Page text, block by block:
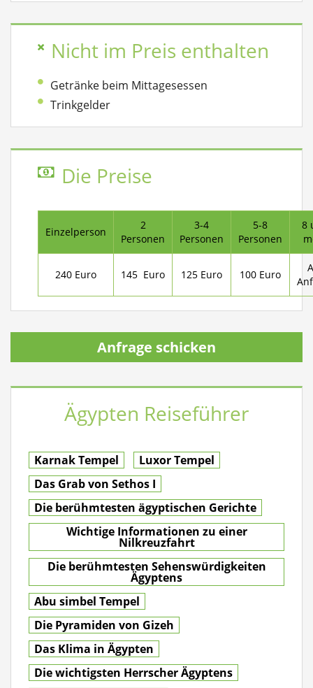
Nicht im Preis enthalten
Getränke beim Mittagesessen
Trinkgelder
Die Preise
Einzelperson
2
Personen
3-4
Personen
5-8
Personen
8
240 Euro 145 Euro 125 Euro 100 Euro
Anfrage schicken
Ägypten Reiseführer
Karnak Tempel
Luxor Tempel
Das Grab von Sethos I
Die berühmtesten ägyptischen Gerichte
Wichtige Informationen zu einer
Nilkreuzfahrt
Die berühmtesten Sehenswürdigkeiten
Ägyptens
Abu simbel Tempel
Die Pyramiden von Gizeh
Das Klima in Ägypten
Die wichtigsten Herrscher Ägyptens